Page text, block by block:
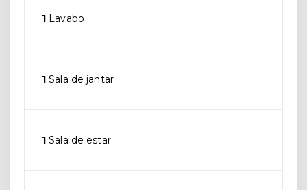
1 Lavabo
1 Sala de jantar
1 Sala de estar